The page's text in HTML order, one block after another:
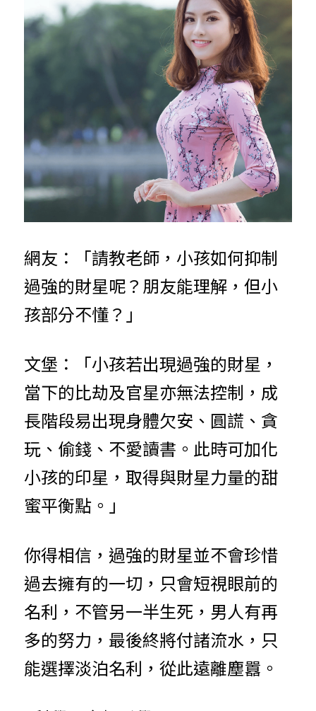
網友：「請教老師，小孩如何抑制
過強的財星呢？朋友能理解，但小
孩部分不懂？」
文堡：「小孩若出現過強的財星，
當下的比劫及官星亦無法控制，成
長階段易出現身體欠安、圓謊、貪
玩、偷錢、不愛讀書。此時可加化
小孩的印星，取得與財星力量的甜
蜜平衡點。」
你得相信，過強的財星並不會珍惜
過去擁有的一切，只會短視眼前的
名利，不管另一半生死，男人有再
多的努力，最後終將付諸流水，只
能選擇淡泊名利，從此遠離塵囂。